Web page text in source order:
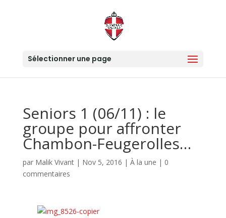
Sélectionner une page
Seniors 1 (06/11) : le
groupe pour affronter
Chambon-Feugerolles…
par Malik Vivant| Nov 5, 2016 | À la une | 0
commentaires